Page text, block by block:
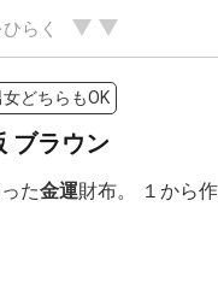
らく
女どちらもOK
ブラウン
た金運財布。 １から